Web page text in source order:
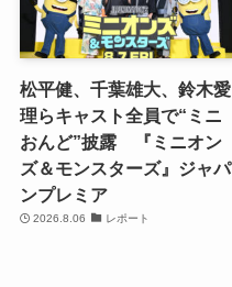
松平健、千葉雄大、鈴木愛
理らキャスト全員で“ミニ
おんど”披露 『ミニオン
ズ＆モンスターズ』ジャパ
ンプレミア
2026.8.06 レポート